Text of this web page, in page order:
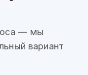
— мы
вариант